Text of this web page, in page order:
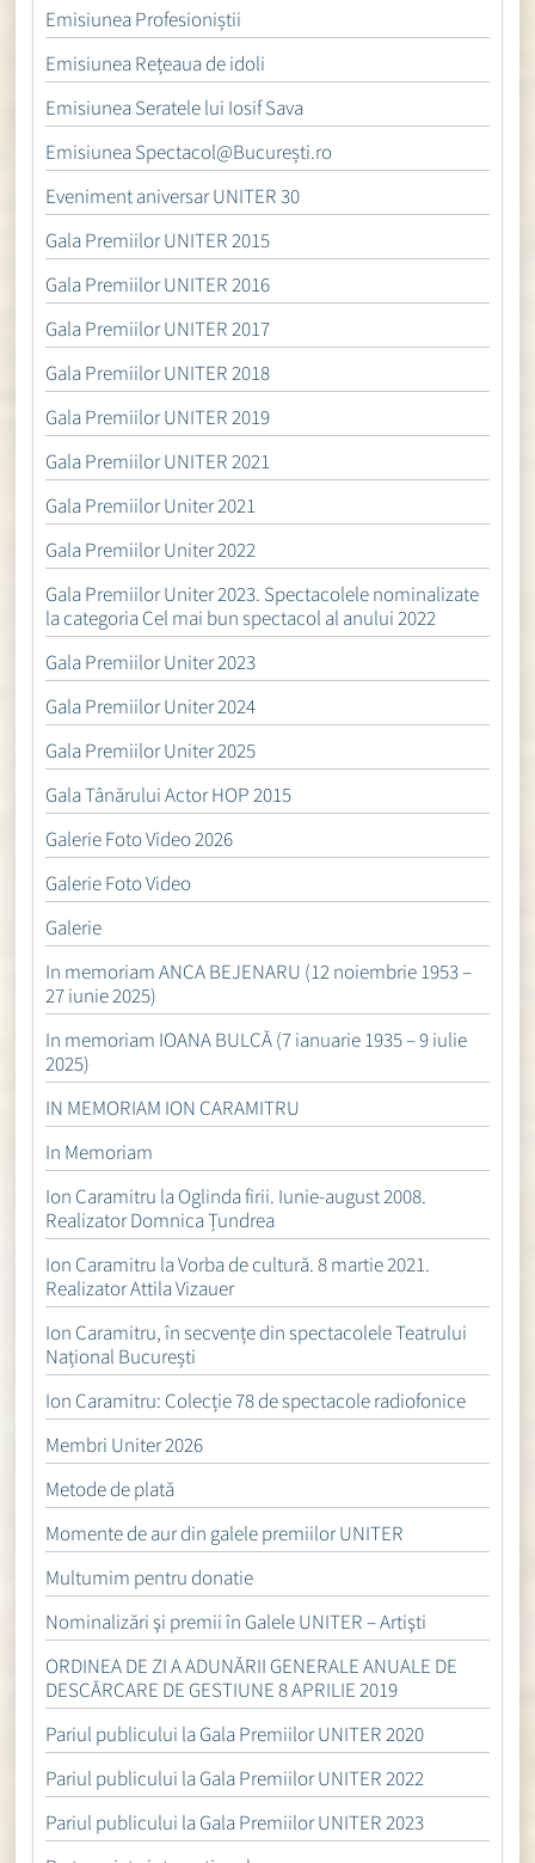
Emisiunea Profesioniștii
Emisiunea Rețeaua de idoli
Emisiunea Seratele lui Iosif Sava
Emisiunea Spectacol@București.ro
Eveniment aniversar UNITER 30
Gala Premiilor UNITER 2015
Gala Premiilor UNITER 2016
Gala Premiilor UNITER 2017
Gala Premiilor UNITER 2018
Gala Premiilor UNITER 2019
Gala Premiilor UNITER 2021
Gala Premiilor Uniter 2021
Gala Premiilor Uniter 2022
Gala Premiilor Uniter 2023. Spectacolele nominalizate
la categoria Cel mai bun spectacol al anului 2022
Gala Premiilor Uniter 2023
Gala Premiilor Uniter 2024
Gala Premiilor Uniter 2025
Gala Tânărului Actor HOP 2015
Galerie Foto Video 2026
Galerie Foto Video
Galerie
In memoriam ANCA BEJENARU (12 noiembrie 1953 –
27 iunie 2025)
In memoriam IOANA BULCĂ (7 ianuarie 1935 – 9 iulie
2025)
IN MEMORIAM ION CARAMITRU
In Memoriam
Ion Caramitru la Oglinda firii. Iunie-august 2008.
Realizator Domnica Țundrea
Ion Caramitru la Vorba de cultură. 8 martie 2021.
Realizator Attila Vizauer
Ion Caramitru, în secvențe din spectacolele Teatrului
Național București
Ion Caramitru: Colecție 78 de spectacole radiofonice
Membri Uniter 2026
Metode de plată
Momente de aur din galele premiilor UNITER
Multumim pentru donatie
Nominalizări şi premii în Galele UNITER – Artişti
ORDINEA DE ZI A ADUNĂRII GENERALE ANUALE DE
DESCĂRCARE DE GESTIUNE 8 APRILIE 2019
Pariul publicului la Gala Premiilor UNITER 2020
Pariul publicului la Gala Premiilor UNITER 2022
Pariul publicului la Gala Premiilor UNITER 2023